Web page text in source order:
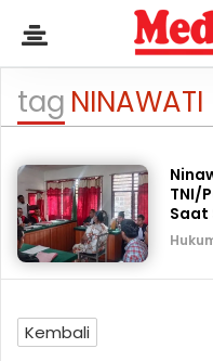
tag NINAWATI
TNI/
Saat
Kembali